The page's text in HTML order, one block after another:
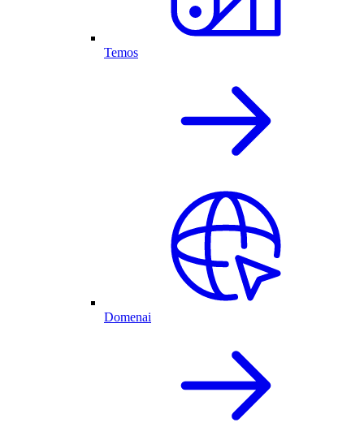
Temos
Domenai